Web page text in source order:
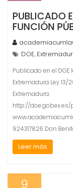
PUBLICADO
FUNCIÓN
DOE,
Publicado en el
Extremadura Ley 13/
Extremadura.
http://doe.gobex.es/
924317826 Don
Leer más
9